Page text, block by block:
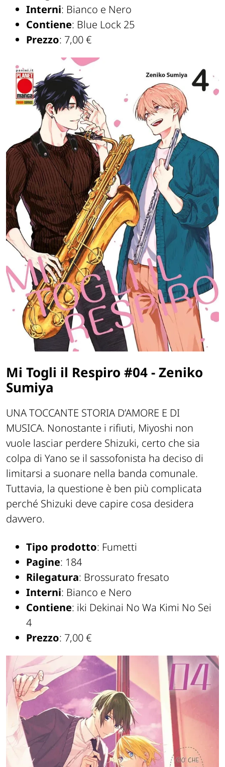
Interni: Bianco e Nero
Contiene: Blue Lock 25
Prezzo: 7,00 €
Mi Togli il Respiro #04 - Zeniko
Sumiya
UNA TOCCANTE STORIA D’AMORE E DI
MUSICA. Nonostante i rifiuti, Miyoshi non
vuole lasciar perdere Shizuki, certo che sia
colpa di Yano se il sassofonista ha deciso di
limitarsi a suonare nella banda comunale.
Tuttavia, la questione è ben più complicata
perché Shizuki deve capire cosa desidera
davvero.
Tipo prodotto: Fumetti
Pagine: 184
Rilegatura: Brossurato fresato
Interni: Bianco e Nero
Contiene: iki Dekinai No Wa Kimi No Sei
4
Prezzo: 7,00 €